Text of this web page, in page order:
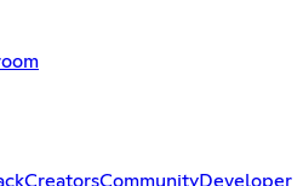
CreatorsCommunityDeveloper